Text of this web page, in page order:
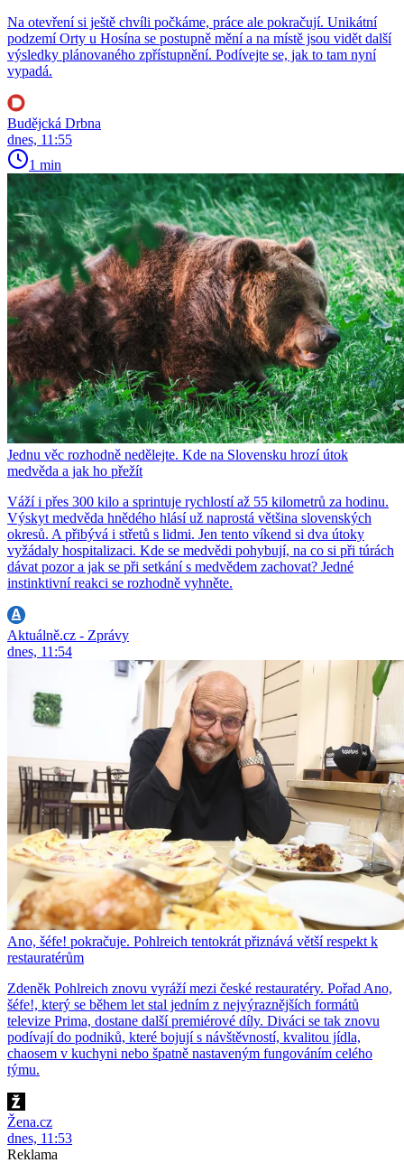
Na otevření si ještě chvíli počkáme, práce ale pokračují. Unikátní
podzemí Orty u Hosína se postupně mění a na místě jsou vidět další
výsledky plánovaného zpřístupnění. Podívejte se, jak to tam nyní
vypadá.
Budějcká Drbna
dnes, 11:55
1 min
Jednu věc rozhodně nedělejte. Kde na Slovensku hrozí útok
medvěda a jak ho přežít
Váží i přes 300 kilo a sprintuje rychlostí až 55 kilometrů za hodinu.
Výskyt medvěda hnědého hlásí už naprostá většina slovenských
okresů. A přibývá i střetů s lidmi. Jen tento víkend si dva útoky
vyžádaly hospitalizaci. Kde se medvědi pohybují, na co si při túrách
dávat pozor a jak se při setkání s medvědem zachovat? Jedné
instinktivní reakci se rozhodně vyhněte.
Aktuálně.cz - Zprávy
dnes, 11:54
Ano, šéfe! pokračuje. Pohlreich tentokrát přiznává větší respekt k
restauratérům
Zdeněk Pohlreich znovu vyráží mezi české restauratéry. Pořad Ano,
šéfe!, který se během let stal jedním z nejvýraznějších formátů
televize Prima, dostane další premiérové díly. Diváci se tak znovu
podívají do podniků, které bojují s návštěvností, kvalitou jídla,
chaosem v kuchyni nebo špatně nastaveným fungováním celého
týmu.
Žena.cz
dnes, 11:53
Reklama